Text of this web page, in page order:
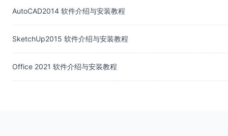
AutoCAD2014 软件介绍与安装教程
SketchUp2015 软件介绍与安装教程
Office 2021 软件介绍与安装教程